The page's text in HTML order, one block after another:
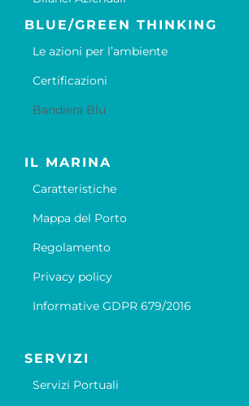
BLUE/GREEN THINKING
Le azioni per l’ambiente
Certificazioni
Bandiera Blu
IL MARINA
Caratteristiche
Mappa del Porto
Regolamento
Privacy policy
Informative GDPR 679/2016
SERVIZI
Servizi Portuali